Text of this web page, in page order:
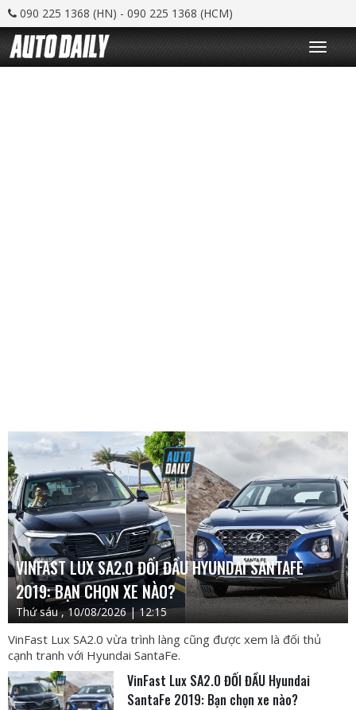
090 225 1368 (HN) - 090 225 1368 (HCM)
T
o
g
VINFAST LUX SA2.0 ĐỐI ĐẦU HYUNDAI SANTAFE
2019: BẠN CHỌN XE NÀO?
Thứ sáu , 10/08/2026 | 12:15
VinFast Lux SA2.0 vừa trình làng cũng được xem là đối thủ
cạnh tranh với Hyundai SantaFe.
VinFast Lux SA2.0 ĐỐI ĐẦU Hyundai
SantaFe 2019: Bạn chọn xe nào?